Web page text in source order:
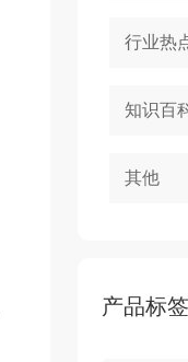
行业热
知识百
其他
产品标签